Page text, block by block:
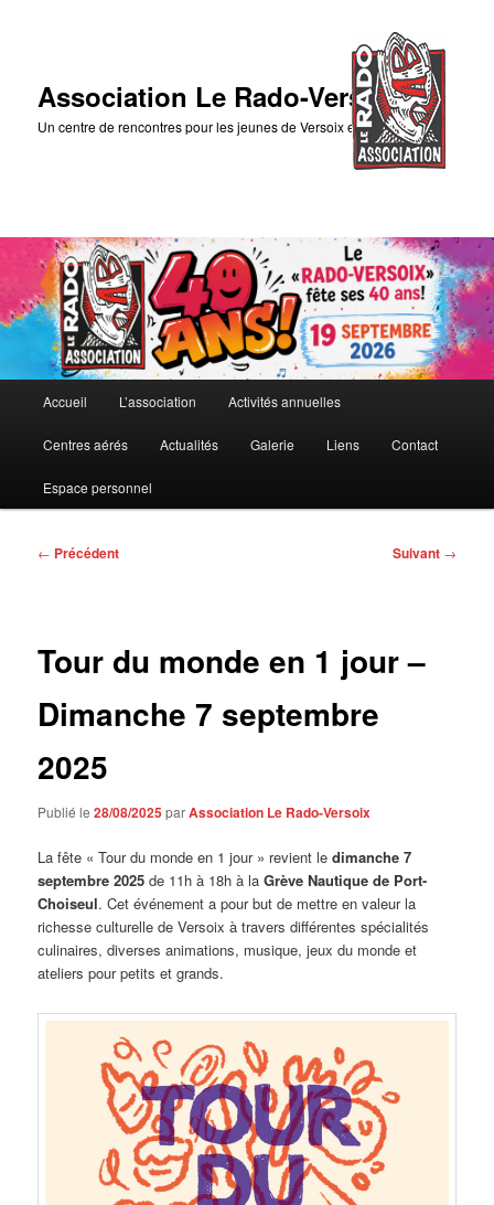
Association Le Rado-Versoix
Un centre de rencontres pour les jeunes de Versoix et des environs
principal
Aller
au
contenu
principal
Accueil L’association Activités annuelles
Centres aérés Actualités Galerie Liens Contact
Espace personnel
Navigation
← Précédent Suivant →
Tour du monde en 1 jour –
Dimanche 7 septembre
2025
Publié le28/08/2025parAssociation Le Rado-Versoix
La fête « Tour du monde en 1 jour » revient ledimanche 7
septembre 2025 de 11h à 18h à laGrève Nautique de Port-
Choiseul. Cet événement a pour but de mettre en valeur la
richesse culturelle de Versoix à travers différentes spécialités
culinaires, diverses animations, musique, jeux du monde et
ateliers pour petits et grands.